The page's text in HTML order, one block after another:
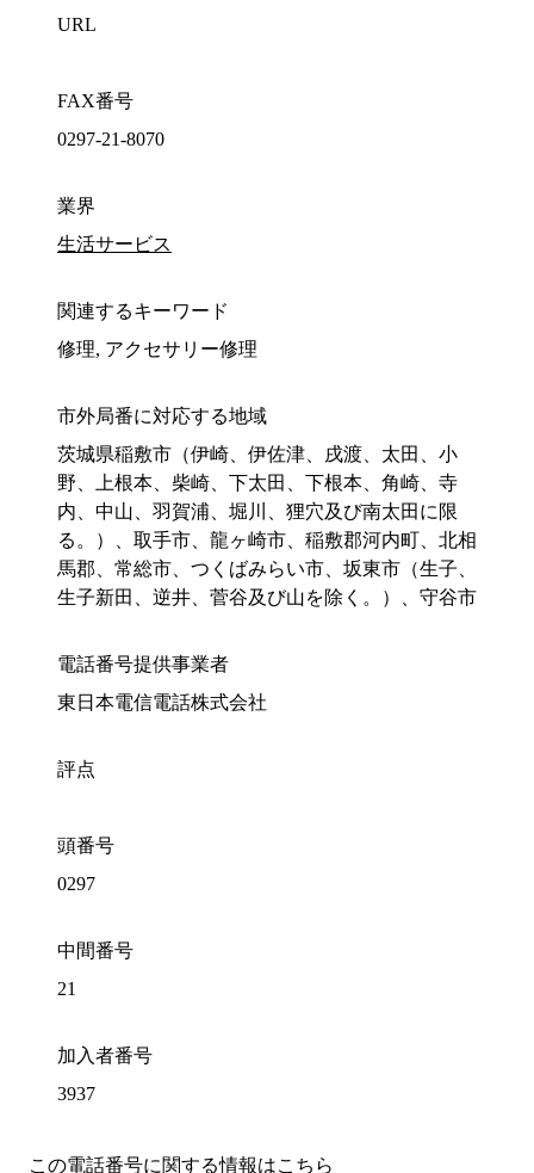
URL
FAX番号
0297-21-8070
業界
生活サービス
関連するキーワード
修理, アクセサリー修理
市外局番に対応する地域
茨城県稲敷市（伊崎、伊佐津、戌渡、太田、小
野、上根本、柴崎、下太田、下根本、角崎、寺
内、中山、羽賀浦、堀川、狸穴及び南太田に限
る。）、取手市、龍ヶ崎市、稲敷郡河内町、北相
馬郡、常総市、つくばみらい市、坂東市（生子、
生子新田、逆井、菅谷及び山を除く。）、守谷市
電話番号提供事業者
東日本電信電話株式会社
評点
頭番号
0297
中間番号
21
加入者番号
3937
この電話番号に関する情報はこちら